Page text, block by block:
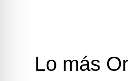
Lo más